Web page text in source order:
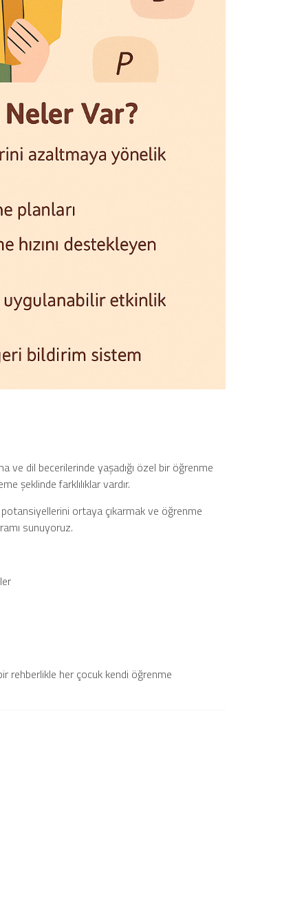
ve dil becerilerinde yaşadığı özel bir öğrenme
şeklinde farklılıklar vardır.
ortaya çıkarmak ve öğrenme
sunuyoruz.
rehberlikle her çocuk kendi öğrenme